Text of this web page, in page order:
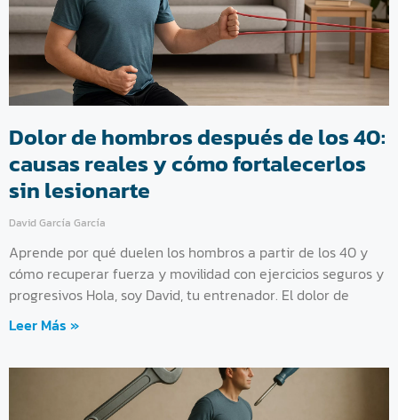
Dolor de hombros después de los 40:
causas reales y cómo fortalecerlos
sin lesionarte
David García García
Aprende por qué duelen los hombros a partir de los 40 y
cómo recuperar fuerza y movilidad con ejercicios seguros y
progresivos Hola, soy David, tu entrenador. El dolor de
Leer Más »